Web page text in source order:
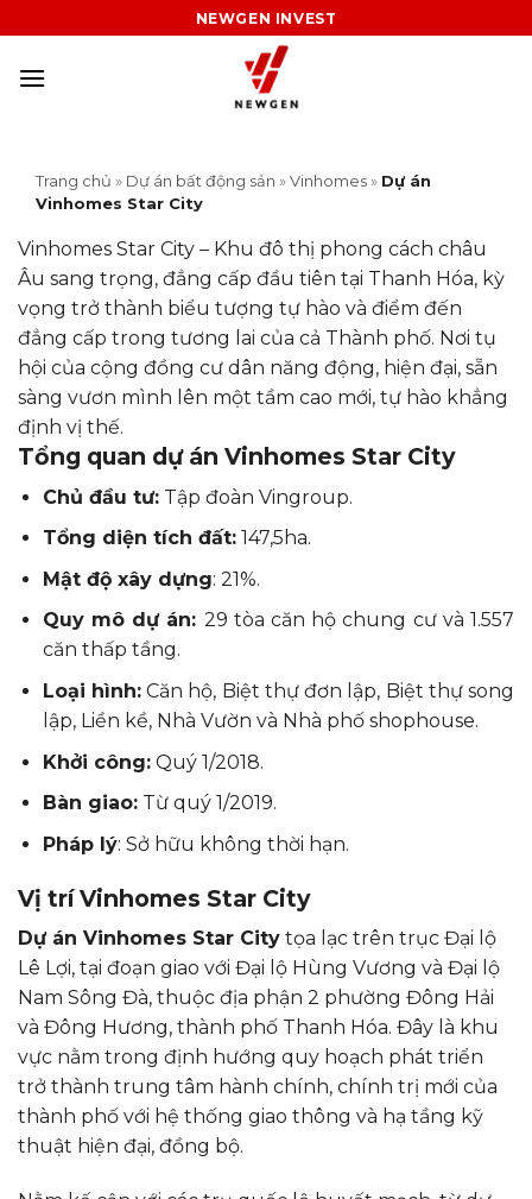
to
content
NEWGEN INVEST
Trang chủ » Dự án bất động sản »Vinhomes » Dự án
Vinhomes Star City
Vinhomes Star City – Khu đô thị phong cách châu
Âu sang trọng, đẳng cấp đầu tiên tại Thanh Hóa, kỳ
vọng trở thành biểu tượng tự hào và điểm đến
đẳng cấp trong tương lai của cả Thành phố. Nơi tụ
hội của cộng đồng cư dân năng động, hiện đại, sẵn
sàng vươn mình lên một tầm cao mới, tự hào khẳng
định vị thế.
Tổng quan dự án Vinhomes Star City
Chủ đầu tư:Tập đoàn Vingroup.
Tổng diện tích đất:147,5ha.
Mật độ xây dựng: 21%.
Quy mô dự án: 29 tòa căn hộ chung cư và 1.557
căn thấp tầng.
Loại hình: Căn hộ, Biệt thự đơn lập, Biệt thự song
lập, Liền kề, Nhà Vườn và Nhà phố shophouse.
Khởi công:Quý 1/2018.
Bàn giao:Từ quý 1/2019.
Pháp lý: Sở hữu không thời hạn.
Vị trí Vinhomes Star City
Dự án Vinhomes Star City tọa lạc trên trục Đại lộ
Lê Lợi, tại đoạn giao với Đại lộ Hùng Vương và Đại lộ
Nam Sông Đà, thuộc địa phận 2 phường Đông Hải
và Đông Hương, thành phố Thanh Hóa. Đây là khu
vực nằm trong định hướng quy hoạch phát triển
trở thành trung tâm hành chính, chính trị mới của
thành phố với hệ thống giao thông và hạ tầng kỹ
thuật hiện đại, đồng bộ.